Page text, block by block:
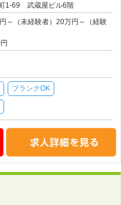
1-69 武蔵屋ビル6階
円～（未経験者）20万円～（経験
ブランクOK